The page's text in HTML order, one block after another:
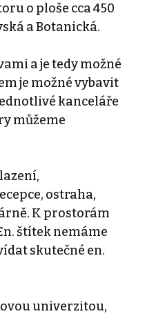
o ploše cca 450
a Botanická.
a je tedy možné
je možné vybavit
kanceláře
můžeme
ostraha,
K prostorám
štítek nemáme
skutečné en.
univerzitou,